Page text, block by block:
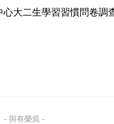
心大二生學習習慣問卷調
- 與有榮焉 -